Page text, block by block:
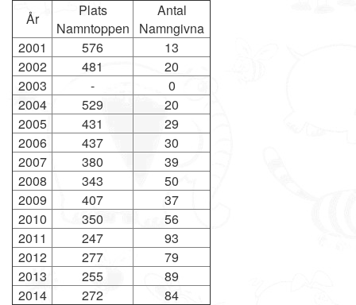
År
Plats
Namntoppen
Antal
Namngivna
2001
576
13
2002
481
20
2003
-
0
2004
529
20
2005
431
29
2006
437
30
2007
380
39
2008
343
50
2009
407
37
2010
350
56
2011
247
93
2012
277
79
2013
255
89
2014
272 84